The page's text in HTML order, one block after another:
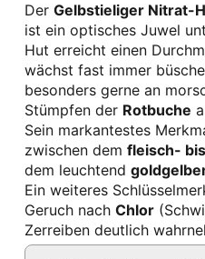
Der Gelbstieliger Nitrat-
ist ein optisches Juwel
Hut erreicht einen
wächst fast immer
besonders gerne an
Stümpfen der Rotbuche
Sein markantestes
zwischen dem fleisch-
dem leuchtend
Ein weiteres
Geruch nach Chlor
Zerreiben deutlich